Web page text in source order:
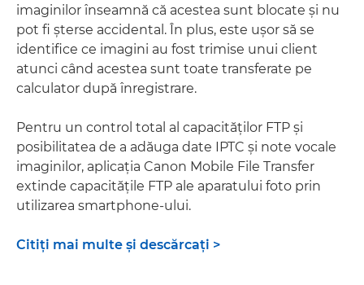
imaginilor înseamnă că acestea sunt blocate şi nu
pot fi şterse accidental. În plus, este uşor să se
identifice ce imagini au fost trimise unui client
atunci când acestea sunt toate transferate pe
calculator după înregistrare.
Pentru un control total al capacităţilor FTP şi
posibilitatea de a adăuga date IPTC şi note vocale
imaginilor, aplicaţia Canon Mobile File Transfer
extinde capacităţile FTP ale aparatului foto prin
utilizarea smartphone-ului.
Citiţi mai multe şi descărcaţi >